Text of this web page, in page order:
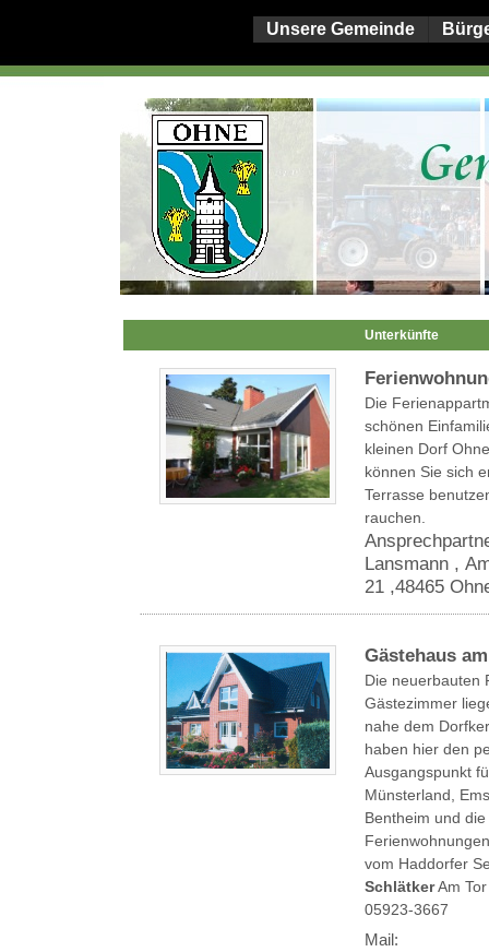
Unsere Gemeinde
Unterkünfte
Die
schönen
kleinen Dorf
können Sie sich
Terrasse
rauchen.
Lansmann ,
21 ,48465
Gästehaus
Die neuerbauten
Gästezimmer
nahe dem
haben hier den
Ausgangspunkt
Münsterland,
Bentheim und
vom Haddorfer
SchlätkerAm
05923-3667
Mail: